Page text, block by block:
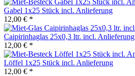
Gabel 1x25 Stück incl. Anlieferung
12,00 € *
Caipirinhaglas 25x0,3 ltr. incl. Anlieferung
12,00 € *
Löffel 1x25 Stück incl. Anlieferung
12,00 € *